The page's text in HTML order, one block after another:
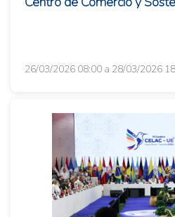
26/03/2026 08:00 a 28/03/2026